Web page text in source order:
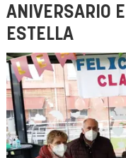
ANIVERSARIO
ESTELLA